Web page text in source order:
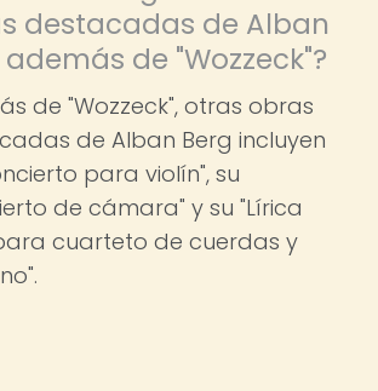
destacadas de Alban
además de "Wozzeck"?
de "Wozzeck", otras obras
de Alban Berg incluyen
para violín", su
de cámara" y su "Lírica
cuarteto de cuerdas y